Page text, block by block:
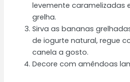
levemente caramelizadas
grelha.
Sirva as bananas
de iogurte natural, regue
canela a gosto.
Decore com amêndoas